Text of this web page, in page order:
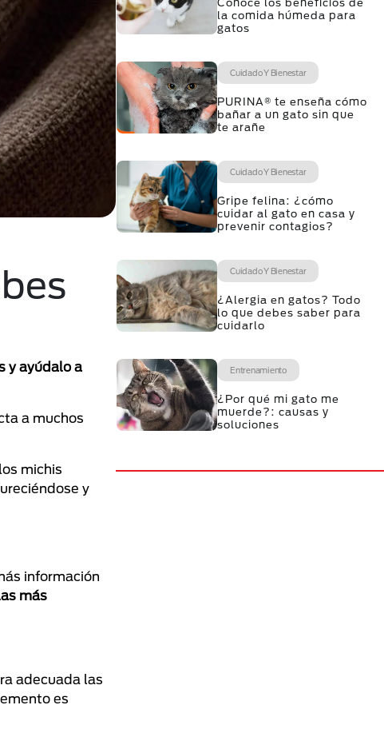
y ayúdalo a
a muchos
michis
y
información
más
adecuada las
es
la comida húmeda para
gatos
Cuidado Y Bienestar
PURINA® te enseña cómo
bañar a un gato sin que
te arañe
Cuidado Y Bienestar
Gripe felina: ¿cómo
cuidar al gato en casa y
prevenir contagios?
Cuidado Y Bienestar
¿Alergia en gatos? Todo
lo que debes saber para
cuidarlo
Entrenamiento
¿Por qué mi gato me
muerde?: causas y
soluciones